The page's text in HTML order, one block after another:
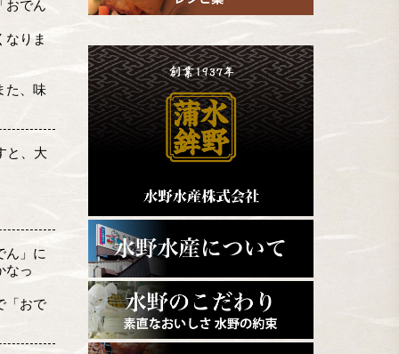
おでん
なりま
た、味
と、大
ん」に
なっ
「おで